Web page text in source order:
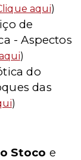
aqui)
de
- Aspectos
)
do
das
)
Stoco e